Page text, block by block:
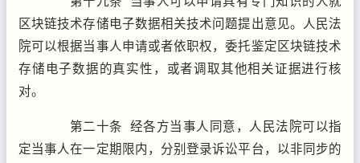
区块链技术存储电子数据相关技术问题提出意见。人民法
院可以根据当事人申请或者依职权，委托鉴定区块链技术
存储电子数据的真实性，或者调取其他相关证据进行核
对。
第二十条 经各方当事人同意，人民法院可以指
定当事人在一定期限内，分别登录诉讼平台，以非同步的